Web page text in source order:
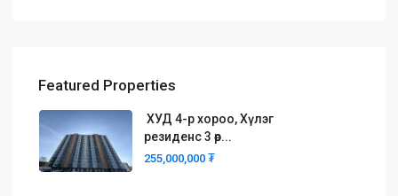
Featured Properties
ХУД 4-р хороо, Хүлэг
резиденс 3 өр...
255,000,000 ₮